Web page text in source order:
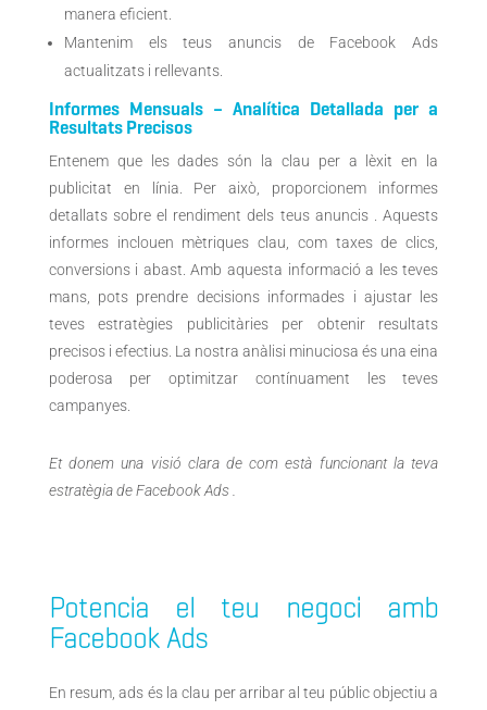
manera eficient.
Mantenim els teus anuncis de Facebook Ads
actualitzats i rellevants.
Informes Mensuals – Analítica Detallada per a
Resultats Precisos
Entenem que les dades són la clau per a lèxit en la
publicitat en línia. Per això, proporcionem informes
detallats sobre el rendiment dels teus anuncis . Aquests
informes inclouen mètriques clau, com taxes de clics,
conversions i abast. Amb aquesta informació a les teves
mans, pots prendre decisions informades i ajustar les
teves estratègies publicitàries per obtenir resultats
precisos i efectius. La nostra anàlisi minuciosa és una eina
poderosa per optimitzar contínuament les teves
campanyes.
Et donem una visió clara de com està funcionant la teva
estratègia de Facebook Ads .
Potencia el teu negoci amb
Facebook Ads
En resum, ads és la clau per arribar al teu públic objectiu a